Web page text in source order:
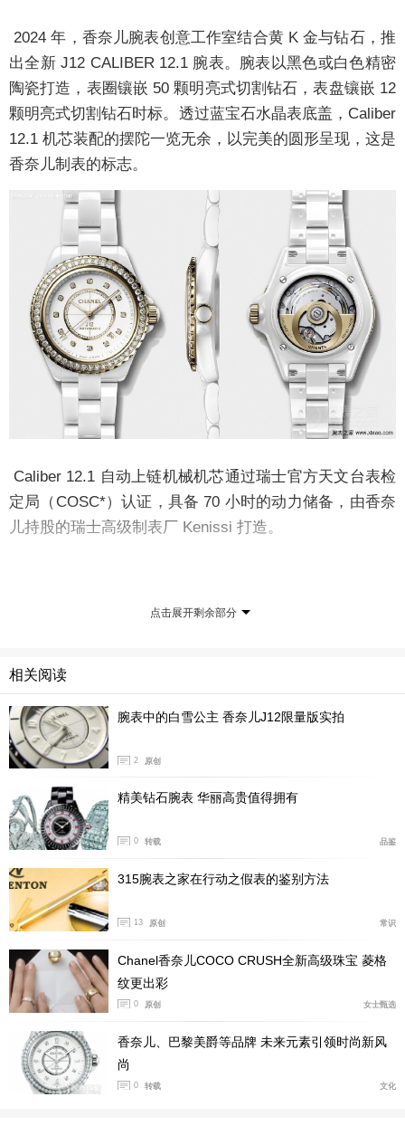
2024 年，香奈儿腕表创意工作室结合黄 K 金与钻石，推
出全新 J12 CALIBER 12.1 腕表。腕表以黑色或白色精密
陶瓷打造，表圈镶嵌 50 颗明亮式切割钻石，表盘镶嵌 12
颗明亮式切割钻石时标。透过蓝宝石水晶表底盖，Caliber
12.1 机芯装配的摆陀一览无余，以完美的圆形呈现，这是
香奈儿制表的标志。
Caliber 12.1 自动上链机械机芯通过瑞士官方天文台表检
定局（COSC*）认证，具备 70 小时的动力储备，由香奈
儿持股的瑞士高级制表厂 Kenissi 打造。
* 瑞士官方天文台表检定局
#J12 #香奈儿腕表
J12 CALIBER 12.1 WATCH
黑色精密陶瓷和黄 18K 金表壳
点击展开剩余部分
相关阅读
腕表中的白雪公主 香奈儿J12限量版实拍
2 原创
精美钻石腕表 华丽高贵值得拥有
0 转载 品鉴
315腕表之家在行动之假表的鉴别方法
13 原创 常识
Chanel香奈儿COCO CRUSH全新高级珠宝 菱格
纹更出彩
0 原创 女士甄选
香奈儿、巴黎美爵等品牌 未来元素引领时尚新风
尚
0 转载 文化